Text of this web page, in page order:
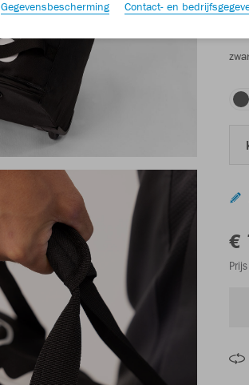
€
Gegevensbescherming Contact- en